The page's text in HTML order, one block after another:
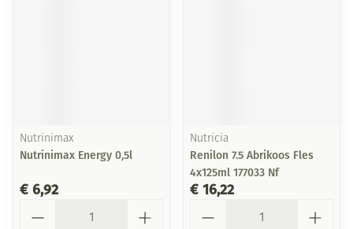
Nutrinimax
Nutrinimax Energy 0,5l
€ 6,92
Nutricia
Renilon 7.5 Abrikoos Fles
4x125ml 177033 Nf
€ 16,22